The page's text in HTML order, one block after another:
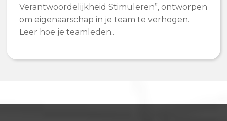
Verantwoordelijkheid Stimuleren”, ontworpen
om eigenaarschap in je team te verhogen.
Leer hoe je teamleden..